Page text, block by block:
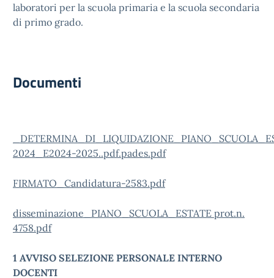
laboratori per la scuola primaria e la scuola secondaria
di primo grado.
Documenti
2024_E2024-2025..pdf.pades.pdf
FIRMATO_Candidatura-2583.pdf
disseminazione_PIANO_SCUOLA_ESTATE prot.n.
4758.pdf
1 AVVISO SELEZIONE PERSONALE INTERNO
DOCENTI